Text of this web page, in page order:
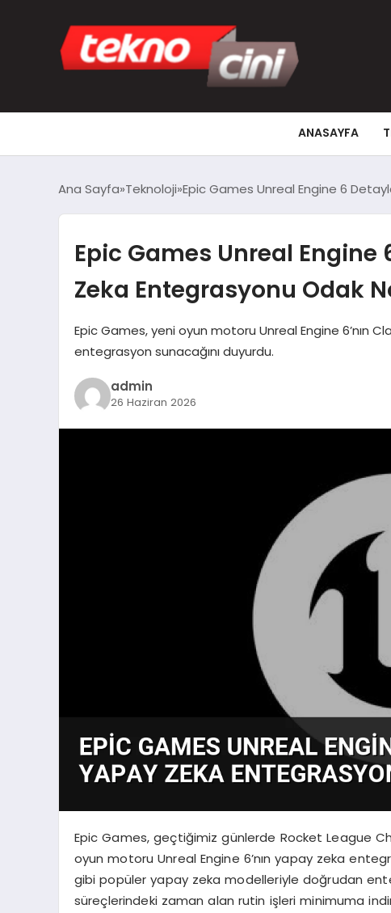
ANASAYFA
Ana Sayfa Teknoloji Epic Games Unreal Engine 6
Epic Games Unreal Engine
Zeka Entegrasyonu Odak
Epic Games, yeni oyun motoru Unreal Engine 6’nın
entegrasyon sunacağını duyurdu.
admin
26 Haziran 2026
Epic Games, geçtiğimiz günlerde Rocket League
oyun motoru Unreal Engine 6’nın yapay zeka
gibi popüler yapay zeka modelleriyle doğrudan
süreçlerindeki zaman alan rutin işleri minimuma